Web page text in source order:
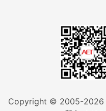
Copyright © 2005-2026